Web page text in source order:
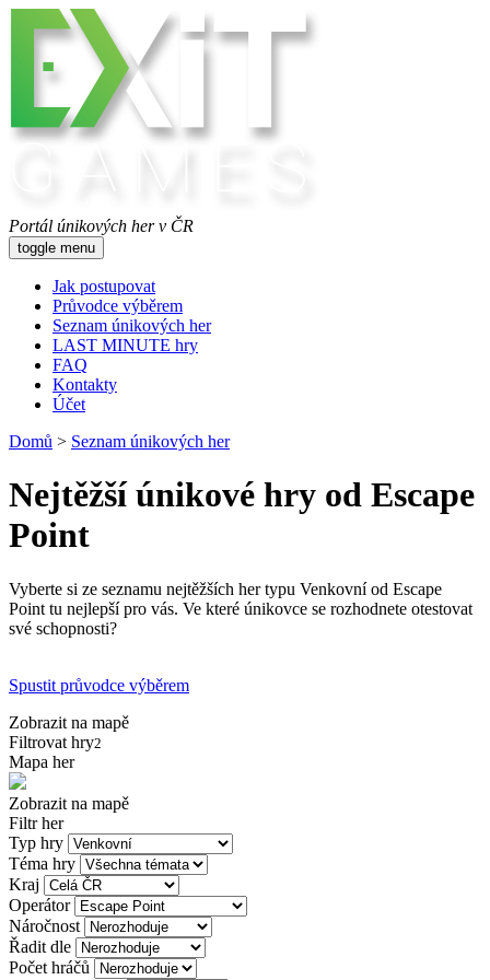
Portál únikových her v ČR
toggle menu
Jak postupovat
Průvodce výběrem
Seznam únikových her
LAST MINUTE hry
FAQ
Kontakty
Účet
Domů > Seznam únikových her
Nejtěžší únikové hry od Escape
Point
Vyberte si ze seznamu nejtěžších her typu Venkovní od Escape
Point tu nejlepší pro vás. Ve které únikovce se rozhodnete otestovat
své schopnosti?
Spustit průvodce výběrem
Zobrazit na mapě
Filtrovat hry2
Mapa her
Zobrazit na mapě
Filtr her
Typ hry
Téma hry
Kraj
Operátor
Náročnost
Řadit dle
Počet hráčů